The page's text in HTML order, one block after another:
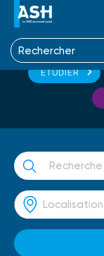
ETUDIER